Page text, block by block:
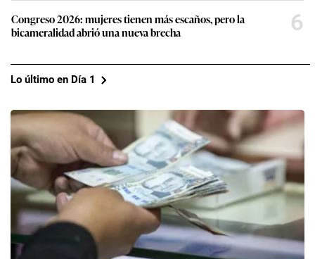
Congreso 2026: mujeres tienen más escaños, pero la
bicameralidad abrió una nueva brecha
6
Lo último en Día 1